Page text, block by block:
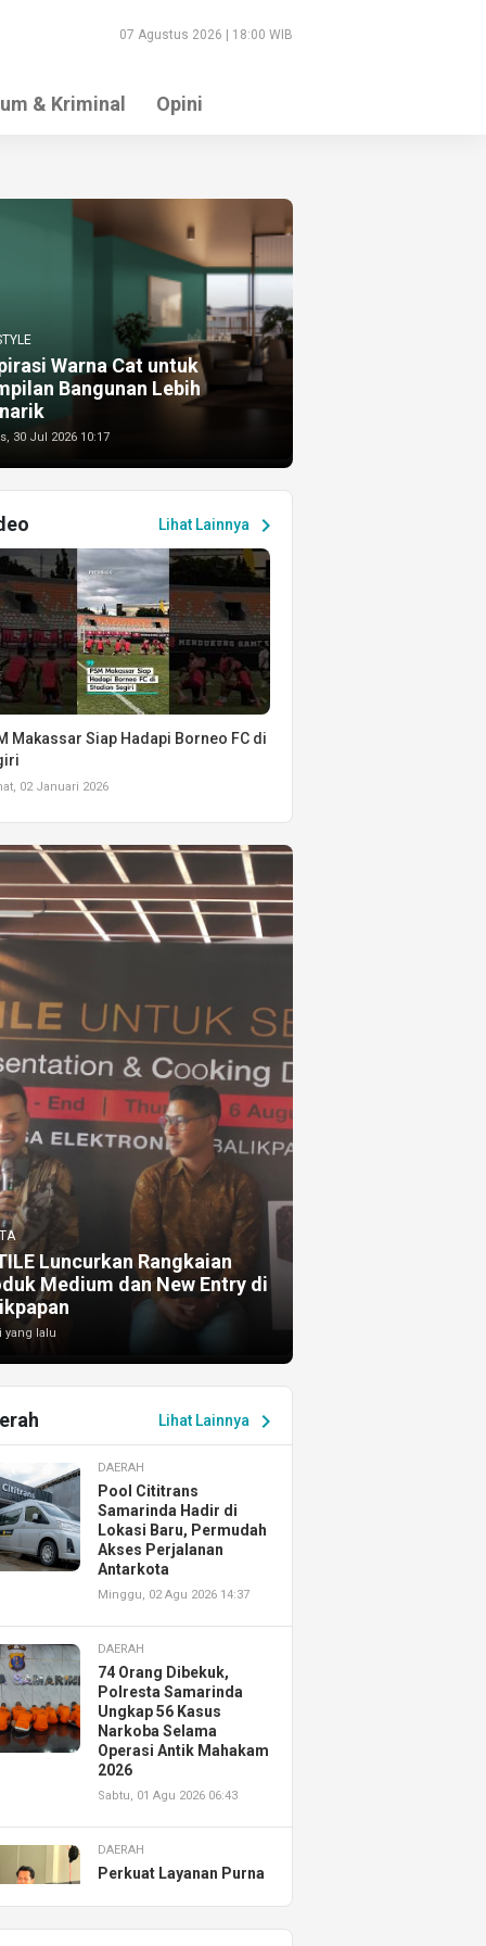
07 Agustus 2026 | 18:00 WIB
& Kriminal Opini
Warna Cat untuk
Bangunan Lebih
30 Jul 2026 10:17
Lihat Lainnya chevron_right
Makassar Siap Hadapi Borneo FC di
02 Januari 2026
Luncurkan Rangkaian
Medium dan New Entry di
yang lalu
Lihat Lainnya chevron_right
DAERAH
Pool Cititrans
Samarinda Hadir di
Lokasi Baru, Permudah
Akses Perjalanan
Antarkota
Minggu, 02 Agu 2026 14:37
DAERAH
74 Orang Dibekuk,
Polresta Samarinda
Ungkap 56 Kasus
Narkoba Selama
Operasi Antik Mahakam
2026
Sabtu, 01 Agu 2026 06:43
DAERAH
Perkuat Layanan Purna
Resmikan AHASS